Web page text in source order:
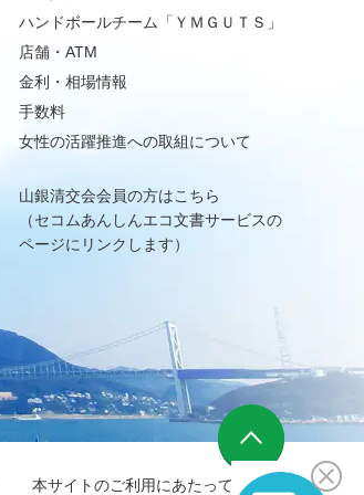
ハンドボールチーム「ＹＭＧＵＴＳ」
店舗・ATM
金利・相場情報
手数料
女性の活躍推進への取組について
山銀清交会会員の方はこちら
（セコムあんしんエコ文書サービスの
ページにリンクします）
本サイトのご利用にあたって